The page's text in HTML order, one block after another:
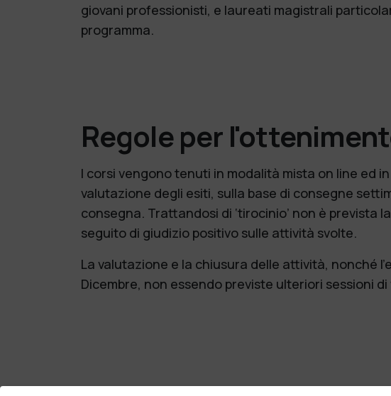
giovani professionisti, e laureati magistrali
programma.
Regole per
I corsi vengono tenuti in modalità mista on line ed
valutazione degli esiti, sulla base di consegne
consegna. Trattandosi di ‘tirocinio’ non è prevista
seguito di giudizio positivo sulle attività svolte.
La valutazione e la chiusura delle attività, nonché
Dicembre, non essendo previste ulteriori sessioni